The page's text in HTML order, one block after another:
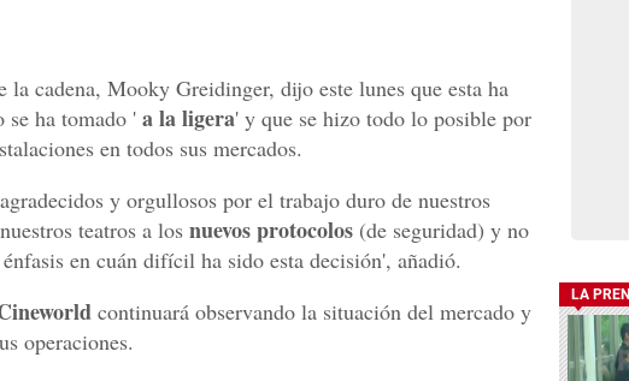
la cadena, Mooky Greidinger, dijo este lunes que esta ha
se ha tomado ' a la ligera' y que se hizo todo lo posible por
en todos sus mercados.
y orgullosos por el trabajo duro de nuestros
teatros a los nuevos protocolos (de seguridad) y no
en cuán difícil ha sido esta decisión', añadió.
continuará observando la situación del mercado y
operaciones.
LA